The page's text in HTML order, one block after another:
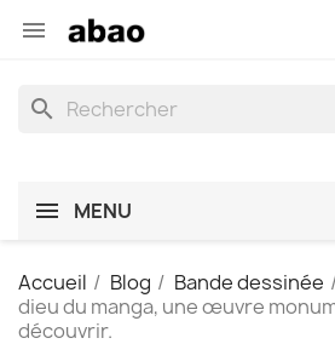

search
MENU
Accueil Blog Bande dessinée
dieu du manga, une œuvre
découvrir.